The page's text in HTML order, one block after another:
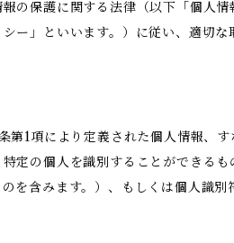
の保護に関する法律（以下「個人
」といいます。）に従い、適切な
1項により定義された個人情報、
定の個人を識別することができる
を含みます。）、もしくは個人識